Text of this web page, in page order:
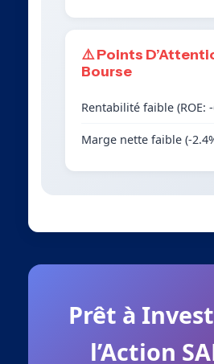
⚠️ Points
Bourse
Rentabilité faible (ROE:
Marge nette faible (-
Prêt à
l’Action